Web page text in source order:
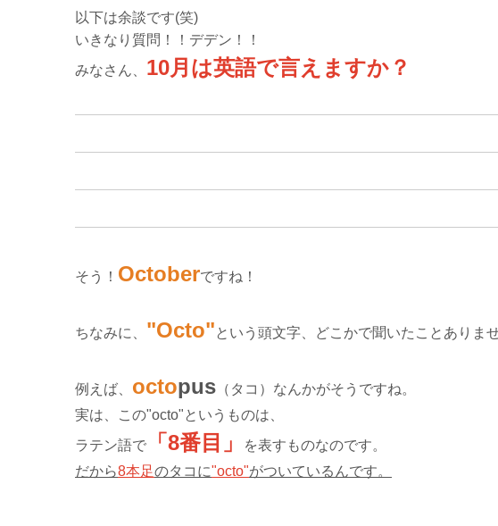
以下は余談です(笑)
いきなり質問！！デデン！！
みなさん、 10月は英語で言えますか？
そう！ Octoberですね！
ちなみに、 "Octo"という頭文字、どこかで聞いたことありま
例えば、 octopus （タコ）なんかがそうですね。
実は、この"octo"というものは、
ラテン語で
「8番目」
を表すものなのです。
だから8本足のタコに"octo"がついているんです。